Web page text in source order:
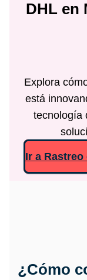
DHL en
Explora
está
tecnología
Ir a Rastreo
¿Cómo